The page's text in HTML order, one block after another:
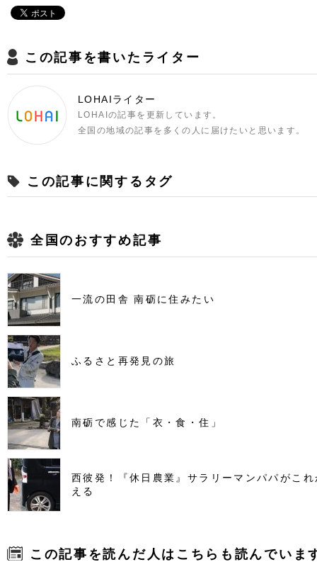
この記事を書いたライター
LOHAIライター
LOHAIの記事を更新しています。
全国の地域の記事を多くの人に届けたいと思います。
この記事に関するタグ
全国のおすすめ記事
一流の田舎 南砺に住みたい
ふるさと再発見の旅
南砺で感じた「衣・食・住」
西彼発！『休日農業』サラリーマンパパがこ
える
この記事を読んだ人はこちらも読んでいま